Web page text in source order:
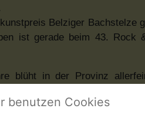
Belziger Bachstelze
ist gerade beim 43. Rock
blüht in der Provinz
Konzertbesucher«
benutzen Cookies